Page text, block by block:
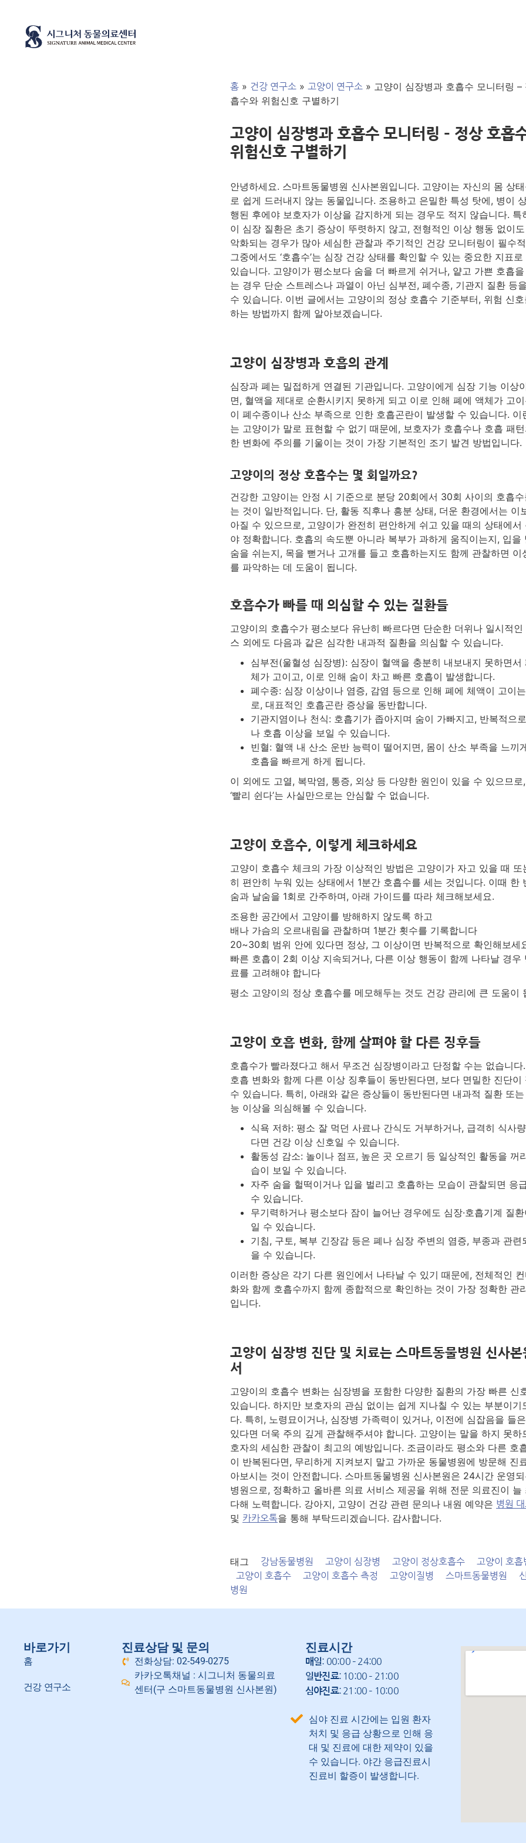
홈 » 건강 연구소 » 고양이 연구소 » 고양이 심장병과 호흡수 모니터링 –
흡수와 위험신호 구별하기
고양이 심장병과 호흡수 모니터링 – 정상 호흡
위험신호 구별하기
안녕하세요. 스마트동물병원 신사본원입니다. 고양이는 자신의 몸 상
로 쉽게 드러내지 않는 동물입니다. 조용하고 은밀한 특성 탓에, 병이
행된 후에야 보호자가 이상을 감지하게 되는 경우도 적지 않습니다. 특
이 심장 질환은 초기 증상이 뚜렷하지 않고, 전형적인 이상 행동 없이
악화되는 경우가 많아 세심한 관찰과 주기적인 건강 모니터링이 필수
그중에서도 ‘호흡수’는 심장 건강 상태를 확인할 수 있는 중요한 지표로
있습니다. 고양이가 평소보다 숨을 더 빠르게 쉬거나, 얕고 가쁜 호흡
는 경우 단순 스트레스나 과열이 아닌 심부전, 폐수종, 기관지 질환 등
수 있습니다. 이번 글에서는 고양이의 정상 호흡수 기준부터, 위험 신호
하는 방법까지 함께 알아보겠습니다.
고양이 심장병과 호흡의 관계
심장과 폐는 밀접하게 연결된 기관입니다. 고양이에게 심장 기능 이상
면, 혈액을 제대로 순환시키지 못하게 되고 이로 인해 폐에 액체가 고
이 폐수종이나 산소 부족으로 인한 호흡곤란이 발생할 수 있습니다. 이
는 고양이가 말로 표현할 수 없기 때문에, 보호자가 호흡수나 호흡 패
한 변화에 주의를 기울이는 것이 가장 기본적인 조기 발견 방법입니다.
고양이의 정상 호흡수는 몇 회일까요?
건강한 고양이는 안정 시 기준으로 분당 20회에서 30회 사이의 호흡수
는 것이 일반적입니다. 단, 활동 직후나 흥분 상태, 더운 환경에서는 이
아질 수 있으므로, 고양이가 완전히 편안하게 쉬고 있을 때의 상태에서
야 정확합니다. 호흡의 속도뿐 아니라 복부가 과하게 움직이는지, 입을
숨을 쉬는지, 목을 뻗거나 고개를 들고 호흡하는지도 함께 관찰하면 이
를 파악하는 데 도움이 됩니다.
호흡수가 빠를 때 의심할 수 있는 질환들
고양이의 호흡수가 평소보다 유난히 빠르다면 단순한 더위나 일시적인
스 외에도 다음과 같은 심각한 내과적 질환을 의심할 수 있습니다.
심부전(울혈성 심장병): 심장이 혈액을 충분히 내보내지 못하면서
체가 고이고, 이로 인해 숨이 차고 빠른 호흡이 발생합니다.
폐수종: 심장 이상이나 염증, 감염 등으로 인해 폐에 체액이 고이
로, 대표적인 호흡곤란 증상을 동반합니다.
기관지염이나 천식: 호흡기가 좁아지며 숨이 가빠지고, 반복적으
나 호흡 이상을 보일 수 있습니다.
빈혈: 혈액 내 산소 운반 능력이 떨어지면, 몸이 산소 부족을 느끼
호흡을 빠르게 하게 됩니다.
이 외에도 고열, 복막염, 통증, 외상 등 다양한 원인이 있을 수 있으므로
‘빨리 쉰다’는 사실만으로는 안심할 수 없습니다.
고양이 호흡수, 이렇게 체크하세요
고양이 호흡수 체크의 가장 이상적인 방법은 고양이가 자고 있을 때 또
히 편안히 누워 있는 상태에서 1분간 호흡수를 세는 것입니다. 이때 한
숨과 날숨을 1회로 간주하며, 아래 가이드를 따라 체크해보세요.
조용한 공간에서 고양이를 방해하지 않도록 하고
배나 가슴의 오르내림을 관찰하며 1분간 횟수를 기록합니다
20~30회 범위 안에 있다면 정상, 그 이상이면 반복적으로 확인해보세
빠른 호흡이 2회 이상 지속되거나, 다른 이상 행동이 함께 나타날 경우
료를 고려해야 합니다
평소 고양이의 정상 호흡수를 메모해두는 것도 건강 관리에 큰 도움이
고양이 호흡 변화, 함께 살펴야 할 다른 징후들
호흡수가 빨라졌다고 해서 무조건 심장병이라고 단정할 수는 없습니다
호흡 변화와 함께 다른 이상 징후들이 동반된다면, 보다 면밀한 진단이
수 있습니다. 특히, 아래와 같은 증상들이 동반된다면 내과적 질환 또는
능 이상을 의심해볼 수 있습니다.
식욕 저하: 평소 잘 먹던 사료나 간식도 거부하거나, 급격히 식사
다면 건강 이상 신호일 수 있습니다.
활동성 감소: 놀이나 점프, 높은 곳 오르기 등 일상적인 활동을 꺼
습이 보일 수 있습니다.
자주 숨을 헐떡이거나 입을 벌리고 호흡하는 모습이 관찰되면 응
수 있습니다.
무기력하거나 평소보다 잠이 늘어난 경우에도 심장·호흡기계 질
일 수 있습니다.
기침, 구토, 복부 긴장감 등은 폐나 심장 주변의 염증, 부종과 관련
을 수 있습니다.
이러한 증상은 각기 다른 원인에서 나타날 수 있기 때문에, 전체적인
화와 함께 호흡수까지 함께 종합적으로 확인하는 것이 가장 정확한 관
입니다.
고양이 심장병 진단 및 치료는 스마트동물병원 신사본
서
고양이의 호흡수 변화는 심장병을 포함한 다양한 질환의 가장 빠른 신
있습니다. 하지만 보호자의 관심 없이는 쉽게 지나칠 수 있는 부분이기
다. 특히, 노령묘이거나, 심장병 가족력이 있거나, 이전에 심잡음을 들
있다면 더욱 주의 깊게 관찰해주셔야 합니다. 고양이는 말을 하지 못하
호자의 세심한 관찰이 최고의 예방입니다. 조금이라도 평소와 다른 호
이 반복된다면, 무리하게 지켜보지 말고 가까운 동물병원에 방문해 진
아보시는 것이 안전합니다. 스마트동물병원 신사본원은 24시간 운영
병원으로, 정확하고 올바른 의료 서비스 제공을 위해 전문 의료진이 늘
다해 노력합니다. 강아지, 고양이 건강 관련 문의나 내원 예약은 병원
및 카카오톡을 통해 부탁드리겠습니다. 감사합니다.
태그 강남동물병원 고양이 심장병 고양이 정상호흡수
고양이 호흡
고양이 호흡수
고양이 호흡수 측정 고양이질병 스마트동물병원
병원
바로가기
홈
건강 연구소
진료상담 및 문의
전화상담: 02-549-0275
카카오톡채널 : 시그니처 동물의료
센터(구 스마트동물병원 신사본원)
진료시간
매일: 00:00 – 24:00
일반진료: 10:00 – 21:00
심야진료: 21:00 – 10:00
심야 진료 시간에는 입원 환자
처치 및 응급 상황으로 인해 응
대 및 진료에 대한 제약이 있을
수 있습니다. 야간 응급진료시
진료비 할증이 발생합니다.